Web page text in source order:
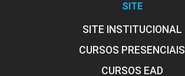
SITE
SITE INSTITUCIONAL
CURSOS PRESENCIAIS
CURSOS EAD